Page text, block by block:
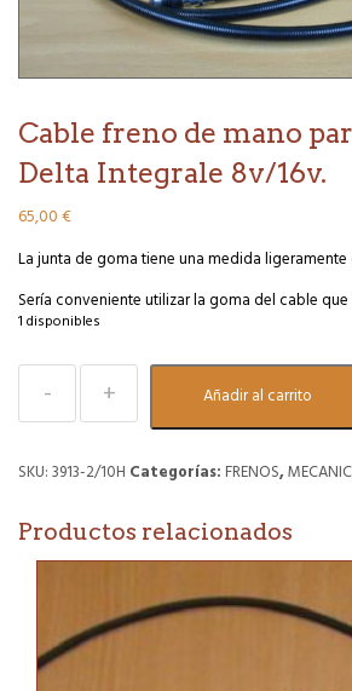
Cable freno de mano
Delta Integrale 8v/16v.
65,00€
La junta de goma tiene una medida ligeramente
Sería conveniente utilizar la goma del cable que
1 disponibles
Cable
freno
de
para
Integrale
8v/16v.
Añadir al carrito
SKU:3913-2/10H Categorías: FRENOS,
Productos relacionados